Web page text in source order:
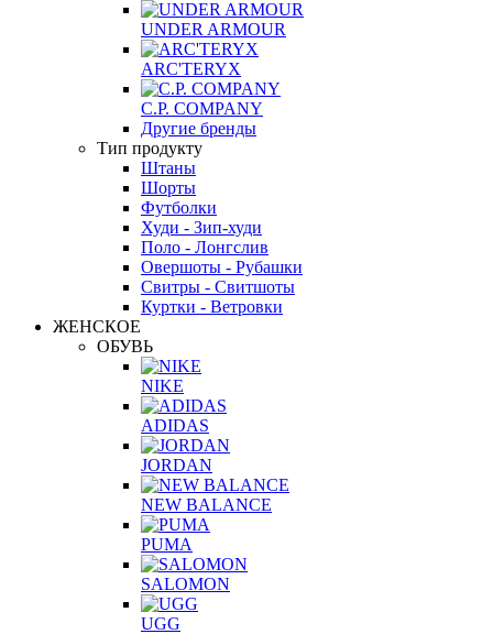
UNDER ARMOUR
ARC'TERYX
C.P. COMPANY
Другие бренды
Тип продукту
Штаны
Шорты
Футболки
Худи - Зип-худи
Поло - Лонгслив
Овершоты - Рубашки
Свитры - Свитшоты
Куртки - Ветровки
ЖЕНСКОЕ
ОБУВЬ
NIKE
ADIDAS
JORDAN
NEW BALANCE
PUMA
SALOMON
UGG